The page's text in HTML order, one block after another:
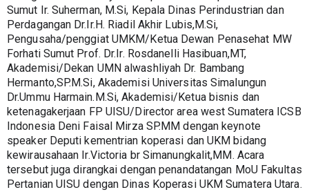
Sumut Ir. Suherman, M.Si, Kepala Dinas Perindustrian dan
Perdagangan Dr.Ir.H. Riadil Akhir Lubis,M.Si,
Pengusaha/penggiat UMKM/Ketua Dewan Penasehat MW
Forhati Sumut Prof. Dr.Ir. Rosdanelli Hasibuan,MT,
Akademisi/Dekan UMN alwashliyah Dr. Bambang
Hermanto,SP.M.Si, Akademisi Universitas Simalungun
Dr.Ummu Harmain.M.Si, Akademisi/Ketua bisnis dan
ketenagakerjaan FP UISU/Director area west Sumatera ICSB
Indonesia Deni Faisal Mirza SP.MM dengan keynote
speaker Deputi kementrian koperasi dan UKM bidang
kewirausahaan Ir.Victoria br Simanungkalit,MM. Acara
tersebut juga dirangkai dengan penandatangan MoU Fakultas
Pertanian UISU dengan Dinas Koperasi UKM Sumatera Utara.